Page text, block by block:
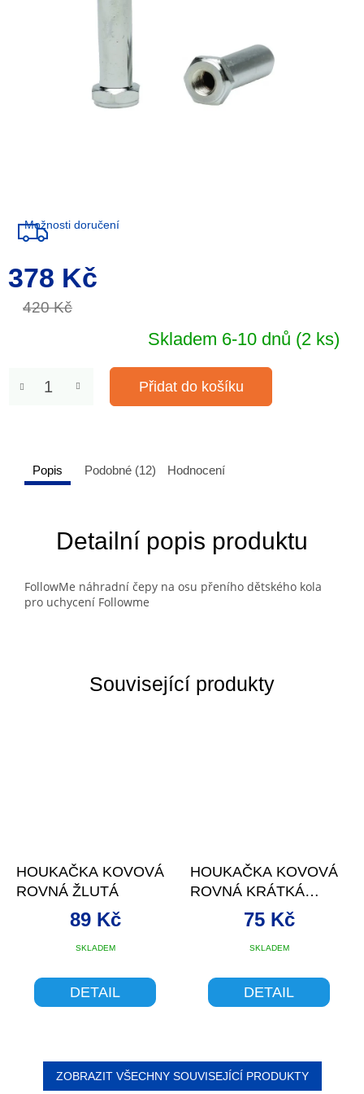
420 Kč
378 Kč
Měrná
cena:
Skladem 6-10 dnů (2 ks)
Možnosti doručení
Přidat do košíku
Související produkty
HOUKAČKA KOVOVÁ
ROVNÁ ŽLUTÁ
SKLADEM
89 Kč
DETAIL
HOUKAČKA KOVOVÁ
ROVNÁ KRÁTKÁ
SKLADEM
75 Kč
DETAIL
ZOBRAZIT VŠECHNY SOUVISEJÍCÍ PRODUKTY
Popis Podobné (12) Hodnocení
Detailní popis produktu
FollowMe náhradní čepy na osu přeního dětského kola
pro uchycení Followme